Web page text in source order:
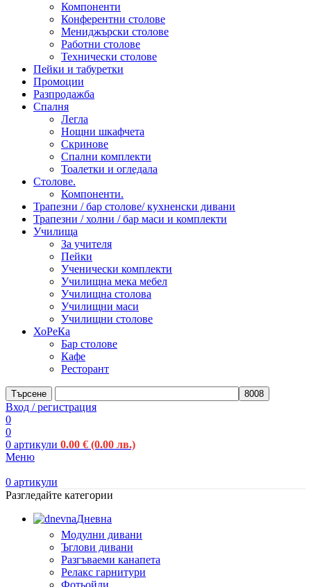
Компоненти
Конферентни столове
Мениджърски столове
Работни столове
Технически столове
Пейки и табуретки
Промоции
Разпродажба
Спалня
Легла
Нощни шкафчета
Скринове
Спални комплекти
Тоалетки и огледала
Столове.
Компоненти.
Трапезни / бар столове/ кухненски дивани
Трапезни / холни / бар маси и комплекти
Училища
За учителя
Пейки
Ученически комплекти
Училищна мека мебел
Училищна столова
Училищни маси
Училищни столове
ХоРеКа
Бар столове
Кафе
Ресторант
Търсене
Вход / регистрация
0
0
0 артикули 0.00 € (0.00 лв.)
Меню
0 артикули
Разгледайте категории
Дневна
Модулни дивани
Ъглови дивани
Разгъваеми канапета
Релакс гарнитури
Фотьойли